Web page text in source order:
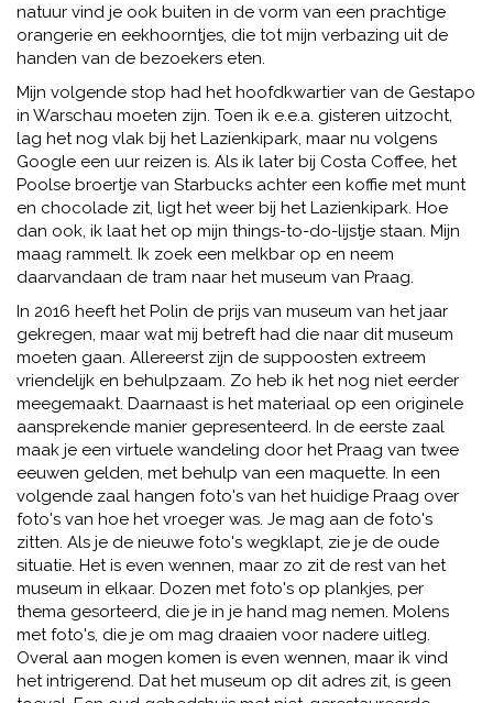
natuur vind je ook buiten in de vorm van een prachtige
orangerie en eekhoorntjes, die tot mijn verbazing uit de
handen van de bezoekers eten.
Mijn volgende stop had het hoofdkwartier van de Gestapo
in Warschau moeten zijn. Toen ik e.e.a. gisteren uitzocht,
lag het nog vlak bij het Lazienkipark, maar nu volgens
Google een uur reizen is. Als ik later bij Costa Coffee, het
Poolse broertje van Starbucks achter een koffie met munt
en chocolade zit, ligt het weer bij het Lazienkipark. Hoe
dan ook, ik laat het op mijn things-to-do-lijstje staan. Mijn
maag rammelt. Ik zoek een melkbar op en neem
daarvandaan de tram naar het museum van Praag.
In 2016 heeft het Polin de prijs van museum van het jaar
gekregen, maar wat mij betreft had die naar dit museum
moeten gaan. Allereerst zijn de suppoosten extreem
vriendelijk en behulpzaam. Zo heb ik het nog niet eerder
meegemaakt. Daarnaast is het materiaal op een originele
aansprekende manier gepresenteerd. In de eerste zaal
maak je een virtuele wandeling door het Praag van twee
eeuwen gelden, met behulp van een maquette. In een
volgende zaal hangen foto's van het huidige Praag over
foto's van hoe het vroeger was. Je mag aan de foto's
zitten. Als je de nieuwe foto's wegklapt, zie je de oude
situatie. Het is even wennen, maar zo zit de rest van het
museum in elkaar. Dozen met foto's op plankjes, per
thema gesorteerd, die je in je hand mag nemen. Molens
met foto's, die je om mag draaien voor nadere uitleg.
Overal aan mogen komen is even wennen, maar ik vind
het intrigerend. Dat het museum op dit adres zit, is geen